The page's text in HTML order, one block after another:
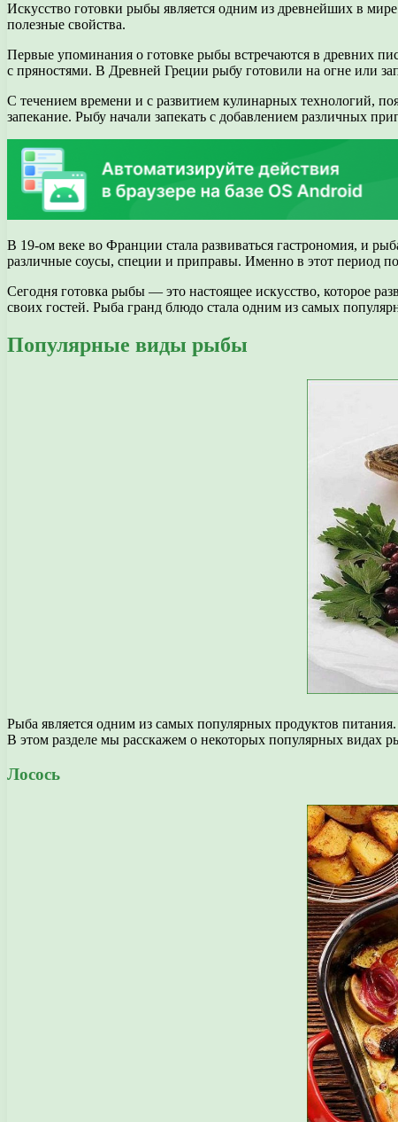
Искусство готовки рыбы является одним из древнейших в
полезные свойства.
Первые упоминания о готовке рыбы встречаются в древних
с пряностями. В Древней Греции рыбу готовили на огне или
С течением времени и с развитием кулинарных технологий,
запекание. Рыбу начали запекать с добавлением различных
В 19-ом веке во Франции стала развиваться гастрономия, и
различные соусы, специи и приправы. Именно в этот период
Сегодня готовка рыбы — это настоящее искусство, которое
своих гостей. Рыба гранд блюдо стала одним из самых
Популярные виды рыбы
Рыба является одним из самых популярных продуктов
В этом разделе мы расскажем о некоторых популярных видах
Лосось